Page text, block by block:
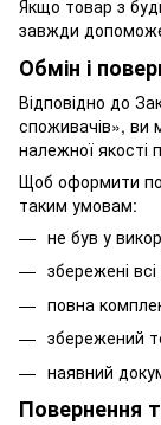
Якщо товар з
завжди
Обмін і
Відповідно до
споживачів», ви
належної якості
Щоб оформити
таким умовам:
не був у
збережені
повна
збережений
наявний
Повернення